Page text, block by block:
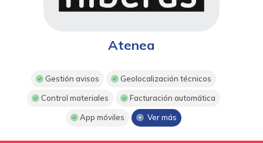
Atenea
Gestión avisos Geolocalización técnicos
Control materiales Facturación automática
App móviles Ver más